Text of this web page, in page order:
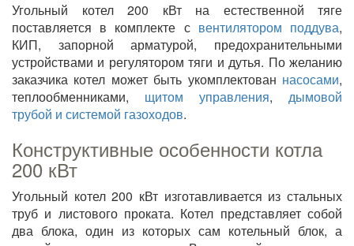
Угольный котел 200 кВт на естественной тяге
поставляется в комплекте с вентилятором поддува,
КИП, запорной арматурой, предохранительными
устройствами и регулятором тяги и дутья. По желанию
заказчика котел может быть укомплектован насосами,
теплообменниками, щитом управления, дымовой
трубой и системой газоходов.
Конструктивные особенности котла
200 кВт
Угольный котел 200 кВт изготавливается из стальных
труб и листового проката. Котел представляет собой
два блока, один из которых сам котельный блок, а